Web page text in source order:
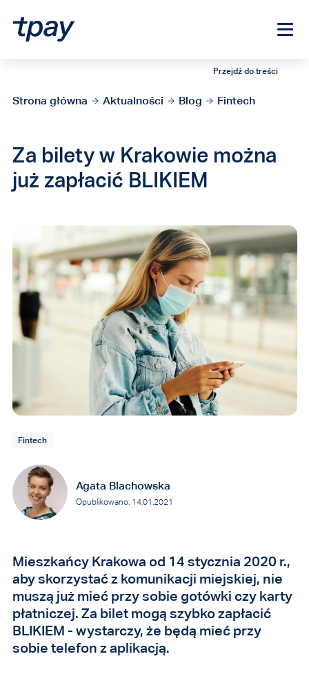
Przejdź do treści
Strona główna Aktualności Blog Fintech
Za bilety w Krakowie można
już zapłacić BLIKIEM
Agata Blachowska
Opublikowano: 14.01.2021
Fintech
Mieszkańcy Krakowa od 14 stycznia 2020 r.,
aby skorzystać z komunikacji miejskiej, nie
muszą już mieć przy sobie gotówki czy karty
płatniczej. Za bilet mogą szybko zapłacić
BLIKIEM - wystarczy, że będą mieć przy
sobie telefon z aplikacją.